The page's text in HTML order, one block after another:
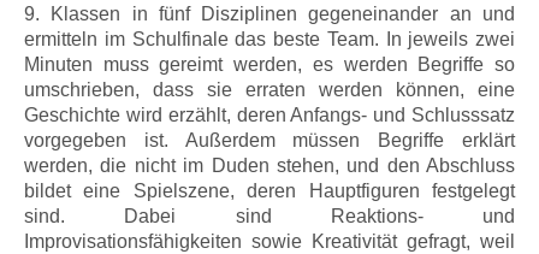
9. Klassen in fünf Disziplinen gegeneinander an und
ermitteln im Schulfinale das beste Team. In jeweils zwei
Minuten muss gereimt werden, es werden Begriffe so
umschrieben, dass sie erraten werden können, eine
Geschichte wird erzählt, deren Anfangs- und Schlusssatz
vorgegeben ist. Außerdem müssen Begriffe erklärt
werden, die nicht im Duden stehen, und den Abschluss
bildet eine Spielszene, deren Hauptfiguren festgelegt
sind. Dabei sind Reaktions- und
Improvisationsfähigkeiten sowie Kreativität gefragt, weil